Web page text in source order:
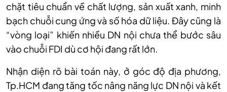
chặt tiêu chuẩn về chất lượng, sản xuất xanh, minh
bạch chuỗi cung ứng và số hóa dữ liệu. Đây cũng là
“vòng loại” khiến nhiều DN nội chưa thể bước sâu
vào chuỗi FDI dù cơ hội đang rất lớn.
Nhận diện rõ bài toán này, ở góc độ địa phương,
Tp.HCM đang tăng tốc nâng năng lực DN nội và kết